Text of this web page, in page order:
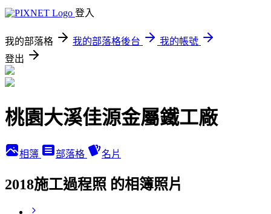
登入
我的部落格 我的部落格後台
我的帳號
登出
桃園大溪佳源金屬鐵工廠
相簿 部落格 名片
2018施工過程照 的相簿照片